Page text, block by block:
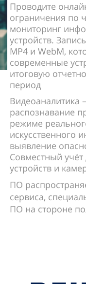
Проводите
ограничения по
мониторинг
устройств.
MP4 и WebM,
современные
итоговую
период
Видеоаналитика
распознавание
режиме
искусственного
выявление
Совместный
устройств и
ПО
сервиса,
ПО на стороне